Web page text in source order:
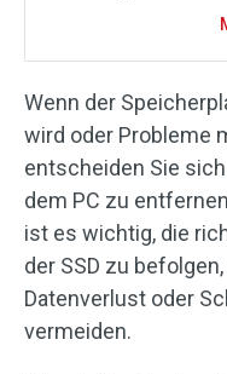
Wenn der
wird oder Probleme
entscheiden Sie
dem PC zu
ist es wichtig, die
der SSD zu
Datenverlust oder
vermeiden.